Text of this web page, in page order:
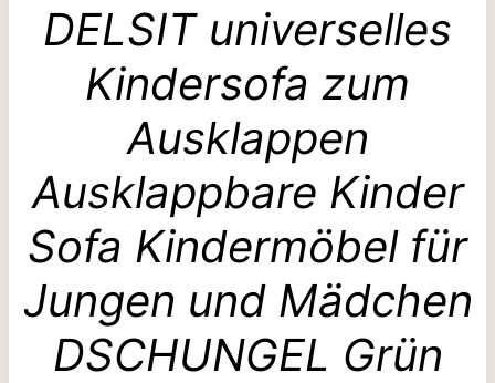
DELSIT universelles
Kindersofa zum
Ausklappen
Ausklappbare Kinder
Sofa Kindermöbel für
Jungen und Mädchen
DSCHUNGEL Grün